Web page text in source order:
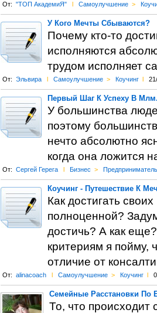
От: "ТОП АкадемиЯ" l Самоулучшение >
У Кого Мечты Сбываются?
Почему кто-то
исполняются
трудом исполняет
От: Эльвира l Самоулучшение > Коучинг l
Первый Шаг К Успеху В Млм.
У большинства
поэтому
нечто абсолютно
когда она ложится
От: Сергей Герега l Бизнес >
Коучинг - Путешествие К
Как достигать
полноценной?
достичь? А как
критериям я пойму,
отличие от
От: alinacoach l Самоулучшение > Коучинг l
Семейные Расстановки По
То, что происходит